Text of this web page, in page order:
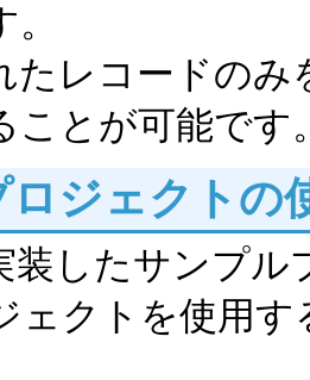
たレコードの
ことが可能です
ジェクトの
装したサンプ
ェクトを使用